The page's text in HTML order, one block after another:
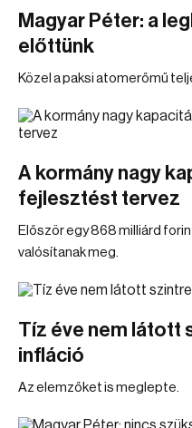
Magyar Péter: a
előttünk
Közel a paksi atomerőmű
A kormány nagy
fejlesztést tervez
Először egy 868 milliárd
valósítanak meg.
Tíz éve nem látott
infláció
Az elemzőket is meglepte.